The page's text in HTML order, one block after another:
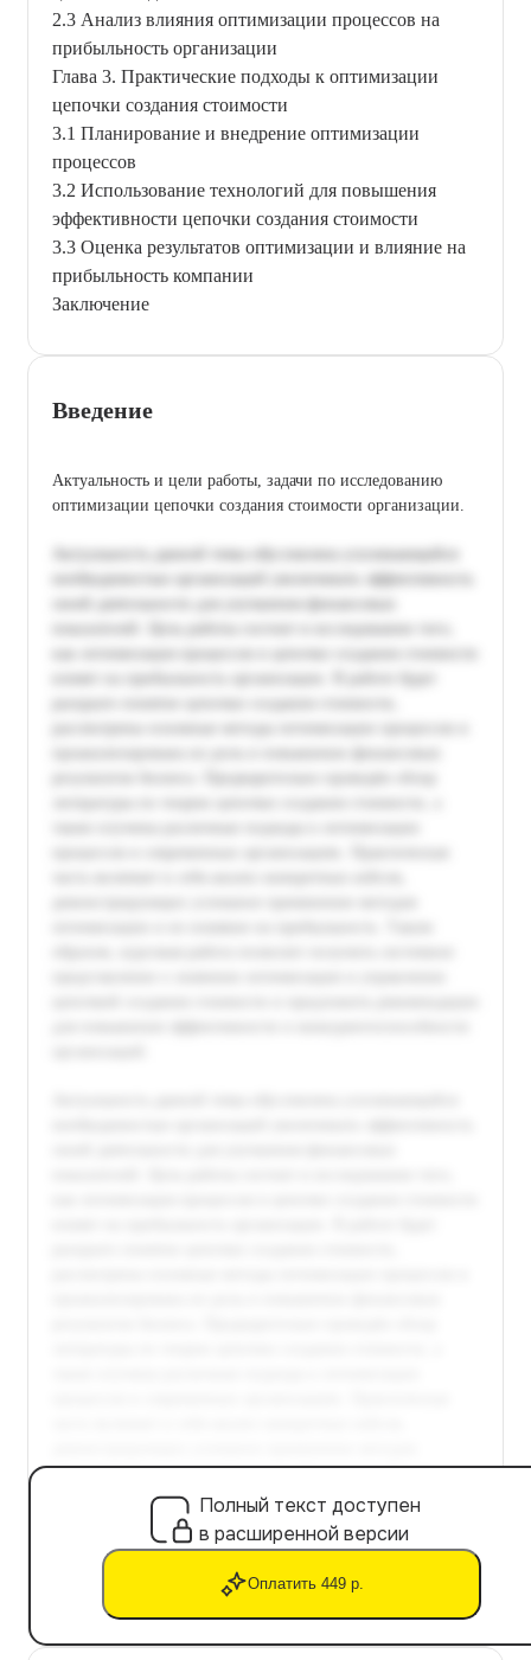
2.3 Анализ влияния оптимизации процессов на
прибыльность организации
Глава 3. Практические подходы к оптимизации
цепочки создания стоимости
3.1 Планирование и внедрение оптимизации
процессов
3.2 Использование технологий для повышения
эффективности цепочки создания стоимости
3.3 Оценка результатов оптимизации и влияние на
прибыльность компании
Заключение
Введение
Актуальность и цели работы, задачи по исследованию
оптимизации цепочки создания стоимости организации.
Полный текст доступен
в расширенной версии
Оплатить 449 р.